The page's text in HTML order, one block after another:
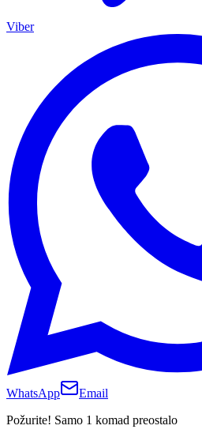
Viber
WhatsApp
Email
Požurite! Samo 1 komad preostalo